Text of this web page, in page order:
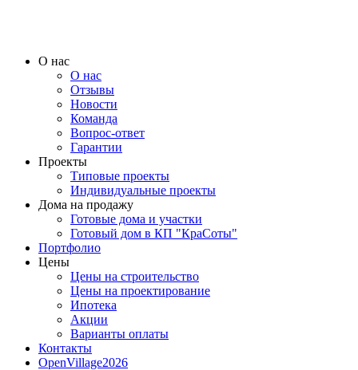
О нас
О нас
Отзывы
Новости
Команда
Вопрос-ответ
Гарантии
Проекты
Типовые проекты
Индивидуальные проекты
Дома на продажу
Готовые дома и участки
Готовый дом в КП "КраСоты"
Портфолио
Цены
Цены на строительство
Цены на проектирование
Ипотека
Акции
Варианты оплаты
Контакты
OpenVillage2026